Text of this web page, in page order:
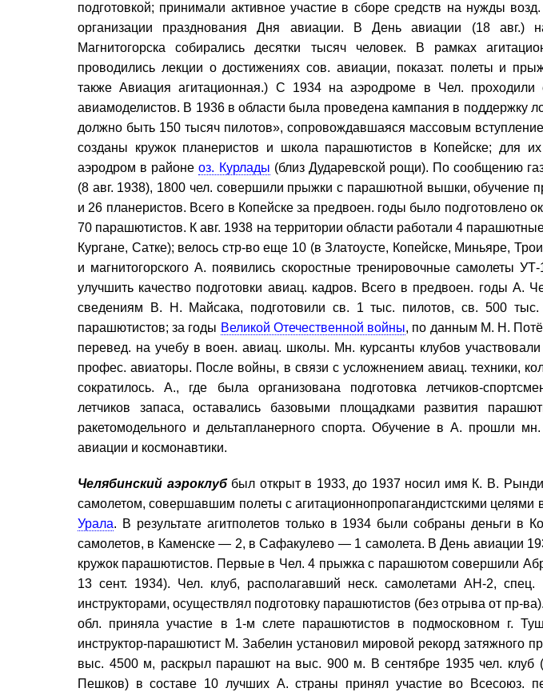
подготовкой; принимали активное участие в сборе средств на нужды
организации празднования Дня авиации. В День авиации (18 авг.)
Магнитогорска собирались десятки тысяч человек. В рамках
проводились лекции о достижениях сов. авиации, показат. полеты и
также Авиация агитационная.) С 1934 на аэродроме в Чел. проходили
авиамоделистов. В 1936 в области была проведена кампания в поддержку
должно быть 150 тысяч пилотов», сопровождавшаяся массовым
созданы кружок планеристов и школа парашютистов в Копейске; для
аэродром в районеоз. Курлады (близ Дударевской рощи). По сообщению
(8 авг. 1938), 1800 чел. совершили прыжки с парашютной вышки, обучение
и 26 планеристов. Всего в Копейске за предвоен. годы было подготовлено
70 парашютистов. К авг. 1938 на территории области работали 4
Кургане, Сатке); велось стр-во еще 10 (в Златоусте, Копейске, Миньяре,
и магнитогорского А. появились скоростные тренировочные самолеты
улучшить качество подготовки авиац. кадров. Всего в предвоен. годы А.
сведениям В. Н. Майсака, подготовили св. 1 тыс. пилотов, св. 500
парашютистов; за годы Великой Отечественной войны, по данным М. Н.
перевед. на учебу в воен. авиац. школы. Мн. курсанты клубов
профес. авиаторы. После войны, в связи с усложнением авиац. техники,
сократилось. А., где была организована подготовка летчиков-
летчиков запаса, оставались базовыми площадками развития
ракетомодельного и дельтапланерного спорта. Обучение в А. прошли
авиации и космонавтики.
Челябинский аэроклуббыл открыт в 1933, до 1937 носил имя К. В.
самолетом, совершавшим полеты с агитационнопропагандистскими целями
Урала. В результате агитполетов только в 1934 были собраны деньги в
самолетов, в Каменске — 2, в Сафакулево — 1 самолета. В День авиации
кружок парашютистов. Первые в Чел. 4 прыжка с парашютом совершили
13 сент. 1934). Чел. клуб, располагавший неск. самолетами АН-2,
инструкторами, осуществлял подготовку парашютистов (без отрыва от пр-
обл. приняла участие в 1-м слете парашютистов в подмосковном г.
инструктор-парашютист М. Забелин установил мировой рекорд затяжного
выс. 4500 м, раскрыл парашют на выс. 900 м. В сентябре 1935 чел. клуб
Пешков) в составе 10 лучших А. страны принял участие во Всесоюз.